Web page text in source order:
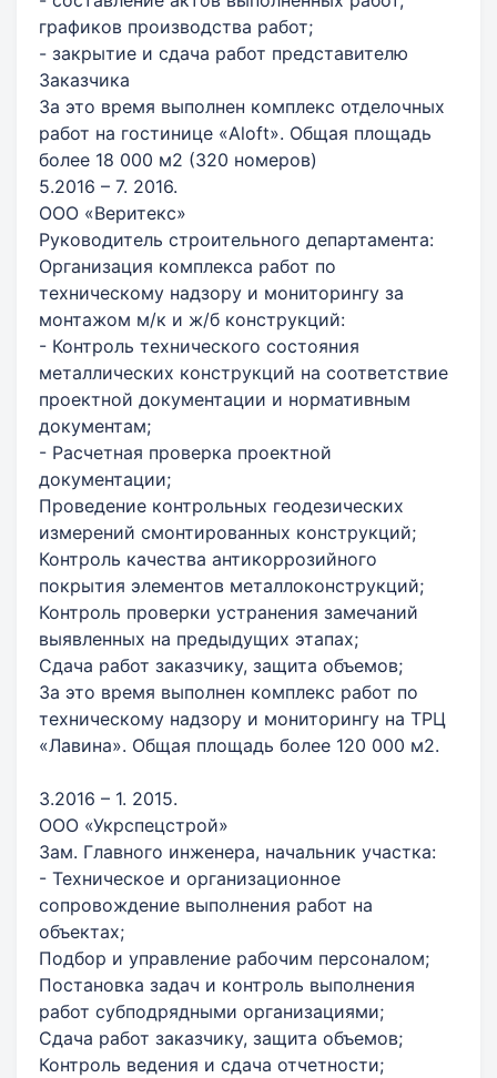
графиков производства работ;
- закрытие и сдача работ представителю
Заказчика
За это время выполнен комплекс отделочных
работ на гостинице «Aloft». Общая площадь
более 18 000 м2 (320 номеров)
5.2016 – 7. 2016.
ООО «Веритекс»
Руководитель строительного департамента:
Организация комплекса работ по
техническому надзору и мониторингу за
монтажом м/к и ж/б конструкций:
- Контроль технического состояния
металлических конструкций на соответствие
проектной документации и нормативным
документам;
- Расчетная проверка проектной
документации;
Проведение контрольных геодезических
измерений смонтированных конструкций;
Контроль качества антикоррозийного
покрытия элементов металлоконструкций;
Контроль проверки устранения замечаний
выявленных на предыдущих этапах;
Сдача работ заказчику, защита объемов;
За это время выполнен комплекс работ по
техническому надзору и мониторингу на ТРЦ
«Лавина». Общая площадь более 120 000 м2.
3.2016 – 1. 2015.
ООО «Укрспецстрой»
Зам. Главного инженера, начальник участка:
- Техническое и организационное
сопровождение выполнения работ на
объектах;
Подбор и управление рабочим персоналом;
Постановка задач и контроль выполнения
работ субподрядными организациями;
Сдача работ заказчику, защита объемов;
Контроль ведения и сдача отчетности;